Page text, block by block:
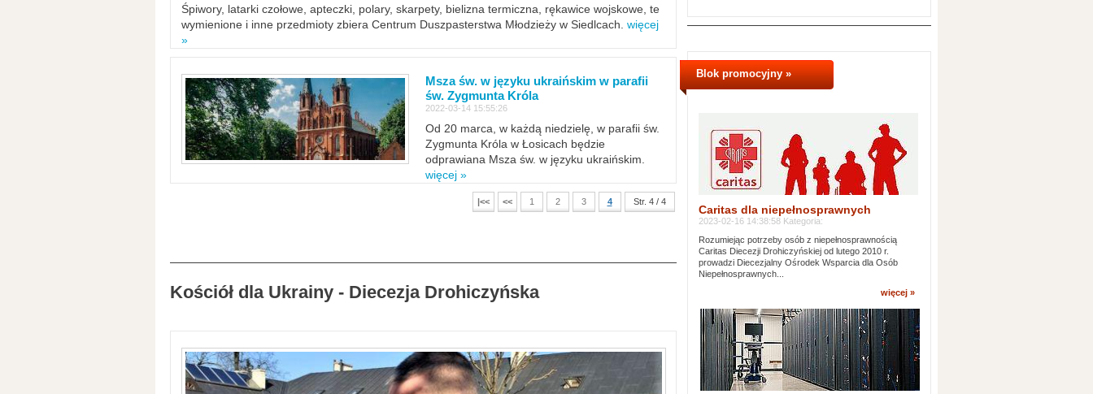
Śpiwory, latarki czołowe, apteczki, polary, skarpety, bielizna termiczna, rękawice wojskowe, te
wymienione i inne przedmioty zbiera Centrum Duszpasterstwa Młodzieży w Siedlcach. więcej
»
Msza św. w języku ukraińskim w parafii
św. Zygmunta Króla
2022-03-14 15:55:26
Od 20 marca, w każdą niedzielę, w parafii św.
Zygmunta Króla w Łosicach będzie
odprawiana Msza św. w języku ukraińskim.
więcej »
|<< << 1 2 3 4 Str. 4 / 4
Kościół dla Ukrainy - Diecezja Drohiczyńska
Blok promocyjny »
Caritas dla niepełnosprawnych
2023-02-16 14:38:58 Kategoria:
Rozumiejąc potrzeby osób z niepełnosprawnością
Caritas Diecezji Drohiczyńskiej od lutego 2010 r.
prowadzi Diecezjalny Ośrodek Wsparcia dla Osób
Niepełnosprawnych...
więcej »